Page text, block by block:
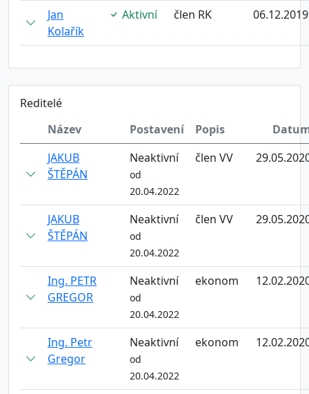
Jan
Kolařík
Aktivní člen RK 06.12.2019
Reditelé
Název
Postavení Popis
JAKUB
ŠTĚPÁN
Neaktivní
od
20.04.2022
člen VV
JAKUB
ŠTĚPÁN
Neaktivní
od
20.04.2022
člen VV
Ing. PETR
GREGOR
Neaktivní
od
20.04.2022
ekonom
Ing. Petr
Gregor
Neaktivní
od
20.04.2022
ekonom